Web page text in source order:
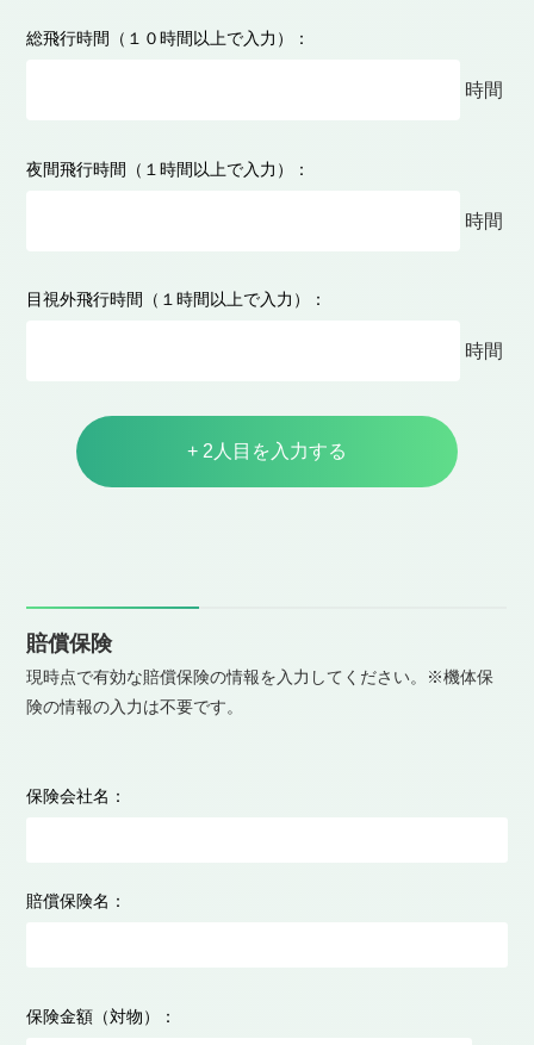
総飛行時間（１０時間以上で入力）：
時間
夜間飛行時間（１時間以上で入力）：
時間
目視外飛行時間（１時間以上で入力）：
時間
+ 2人目を入力する
操縦者氏名：
〒
賠償保険
現時点で有効な賠償保険の情報を入力してください。※機体保
険の情報の入力は不要です。
保険会社名：
賠償保険名：
保険金額（対物）：